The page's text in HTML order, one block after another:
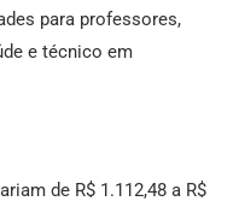
para professores,
e técnico em
de R$ 1.112,48 a R$